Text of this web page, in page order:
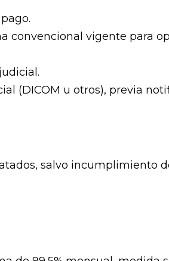
vigente para
(DICOM u otros), previa
salvo incumplimiento